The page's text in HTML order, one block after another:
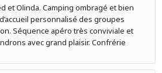
et Olinda. Camping ombragé et bien
personnalisé des groupes
Séquence apéro très conviviale et
avec grand plaisir. Confrérie